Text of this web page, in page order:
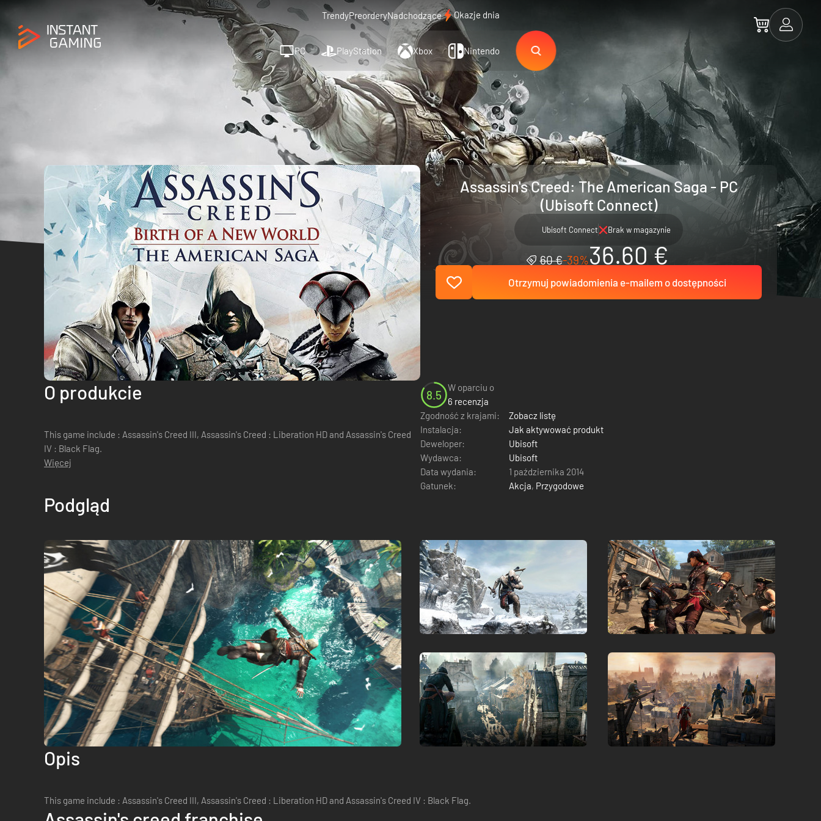
TrendyPreorderyNadchodzące Okazje dnia
PC PlayStation Xbox Nintendo
Assassin's Creed: The American Saga - PC
(Ubisoft Connect)
Ubisoft Connect Brak w magazynie
60 €-39%36.60 €
Otrzymuj powiadomienia e-mailem o dostępności
O produkcie
This game include : Assassin's Creed III, Assassin's Creed : Liberation HD and Assassin's Creed
IV : Black Flag.
Więcej
8.5
W oparciu o
6 recenzja
Zgodność z krajami:
Zobacz listę
Instalacja:
Jak aktywować produkt
Deweloper:
Ubisoft
Wydawca:
Ubisoft
Data wydania:
1 października 2014
Gatunek:
Akcja, Przygodowe
Podgląd
Opis
This game include : Assassin's Creed III, Assassin's Creed : Liberation HD and Assassin's Creed IV : Black Flag.